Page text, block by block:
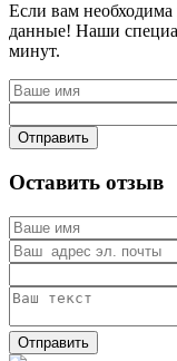
Если вам необходима
данные! Наши
минут.
Отправить
Оставить отзыв
Отправить